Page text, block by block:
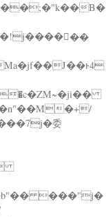
B�
委
���"j�